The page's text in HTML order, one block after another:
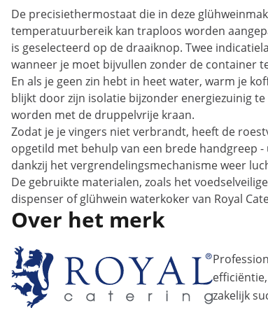
De precisiethermostaat die in deze
temperatuurbereik kan traploos worden
is geselecteerd op de draaiknop. Twee
wanneer je moet bijvullen zonder de container
En als je geen zin hebt in heet water, warm je
blijkt door zijn isolatie bijzonder energiezuinig
worden met de druppelvrije kraan.
Zodat je je vingers niet verbrandt, heeft de
opgetild met behulp van een brede handgreep
dankzij het vergrendelingsmechanisme weer
De gebruikte materialen, zoals het
dispenser of glühwein waterkoker van Royal
Over het merk
zakelijk